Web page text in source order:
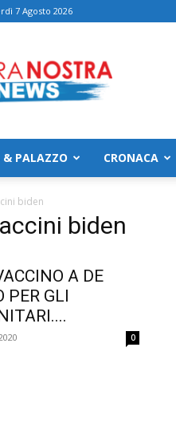
7 Agosto 2026
& PALAZZO CRONACA
biden
biden
A DE
PER GLI
0